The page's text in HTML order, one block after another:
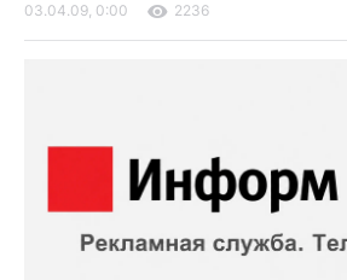
03.04.09, 0:00 2236